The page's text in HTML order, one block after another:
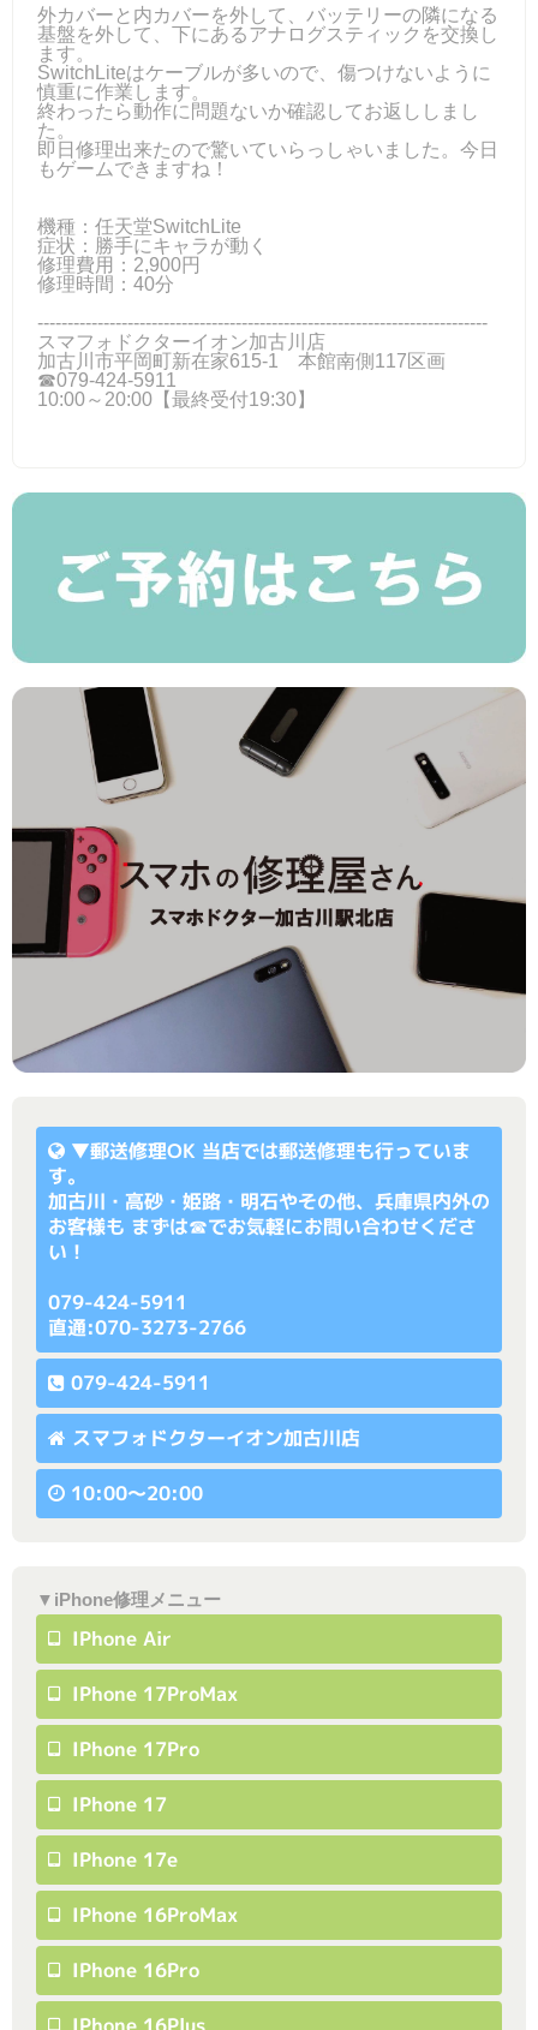
外カバーと内カバーを外して、バッテリーの隣になる
基盤を外して、下にあるアナログスティックを交換し
ます。
SwitchLiteはケーブルが多いので、傷つけないように
慎重に作業します。
終わったら動作に問題ないか確認してお返ししまし
た。
即日修理出来たので驚いていらっしゃいました。今日
もゲームできますね！
機種：任天堂SwitchLite
症状：勝手にキャラが動く
修理費用：2,900円
修理時間：40分
---------------------------------------------------------------------------
スマフォドクターイオン加古川店
加古川市平岡町新在家615-1 本館南側117区画
☎079-424-5911
10:00～20:00【最終受付19:30】
▼郵送修理OK 当店では郵送修理も行っていま
す。
加古川・高砂・姫路・明石やその他、兵庫県内外の
お客様も まずは☎でお気軽にお問い合わせくださ
い！
079-424-5911
直通:070-3273-2766
079-424-5911
スマフォドクターイオン加古川店
10:00〜20:00
▼iPhone修理メニュー
IPhone Air
IPhone 17ProMax
IPhone 17Pro
IPhone 17
IPhone 17e
IPhone 16ProMax
IPhone 16Pro